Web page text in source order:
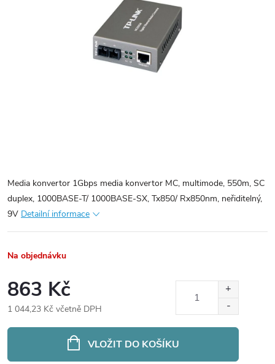
Media konvertor 1Gbps media konvertor MC, multimode, 550m, SC
duplex, 1000BASE-T/ 1000BASE-SX, Tx850/ Rx850nm, neřiditelný,
9V Detailní informace
Na objednávku
863 Kč
1 044,23 Kč včetně DPH
VLOŽIT DO KOŠÍKU